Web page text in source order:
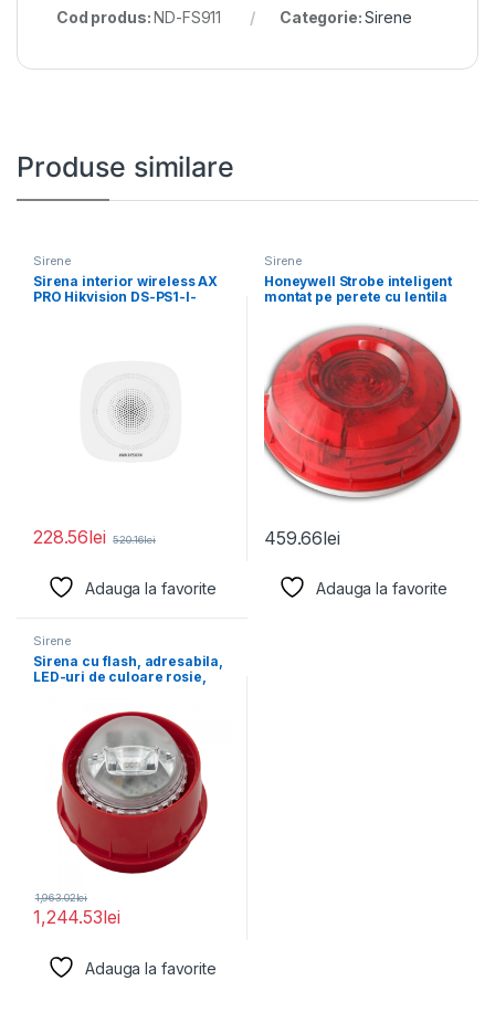
Cod produs:ND-FS911 Categorie:Sirene
Produse similare
Sirene
Sirena interior wireless AX
PRO Hikvision DS-PS1-I-
228.56lei 520.16lei
Adauga la favorite
Sirene
Honeywell Strobe inteligent
montat pe perete cu lentila
459.66lei
Adauga la favorite
Sirene
Sirena cu flash, adresabila,
LED-uri de culoare rosie,
1,244.53lei
1,963.02lei
Adauga la favorite